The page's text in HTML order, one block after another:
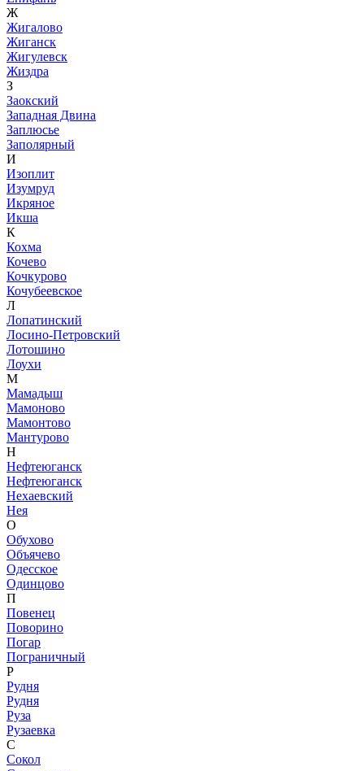
Ж
Жигалово
Жиганск
Жигулевск
Жиздра
З
Заокский
Западная Двина
Заплюсье
Заполярный
И
Изоплит
Изумруд
Икряное
Икша
К
Кохма
Кочево
Кочкурово
Кочубеевское
Л
Лопатинский
Лосино-Петровский
Лотошино
Лоухи
М
Мамадыш
Мамоново
Мамонтово
Мантурово
Н
Нефтеюганск
Нефтеюганск
Нехаевский
Нея
О
Обухово
Объячево
Одесское
Одинцово
П
Повенец
Поворино
Погар
Пограничный
Р
Рудня
Рудня
Руза
Рузаевка
С
Сокол